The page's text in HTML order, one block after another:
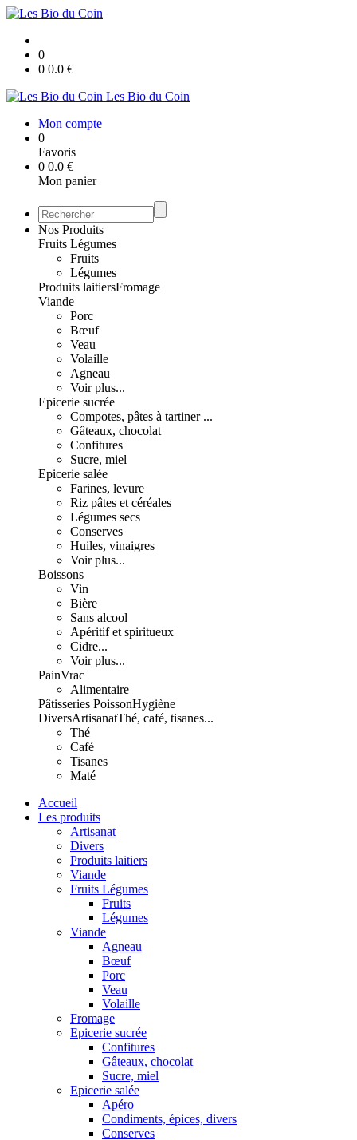
0
0 0.0 €
Les Bio du Coin
Mon compte
0
Favoris
0 0.0 €
Mon panier
Nos Produits
Fruits Légumes
Fruits
Légumes
Produits laitiersFromage
Viande
Porc
Bœuf
Veau
Volaille
Agneau
Voir plus...
Epicerie sucrée
Compotes, pâtes à tartiner ...
Gâteaux, chocolat
Confitures
Sucre, miel
Epicerie salée
Farines, levure
Riz pâtes et céréales
Légumes secs
Conserves
Huiles, vinaigres
Voir plus...
Boissons
Vin
Bière
Sans alcool
Apéritif et spiritueux
Cidre...
Voir plus...
PainVrac
Alimentaire
Pâtisseries PoissonHygiène
DiversArtisanatThé, café, tisanes...
Thé
Café
Tisanes
Maté
Accueil
Les produits
Artisanat
Divers
Produits laitiers
Viande
Fruits Légumes
Fruits
Légumes
Viande
Agneau
Bœuf
Porc
Veau
Volaille
Fromage
Epicerie sucrée
Confitures
Gâteaux, chocolat
Sucre, miel
Epicerie salée
Apéro
Condiments, épices, divers
Conserves